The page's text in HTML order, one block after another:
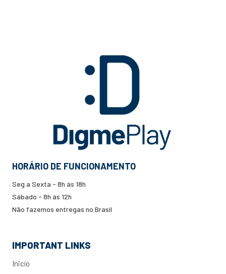
HORÁRIO DE FUNCIONAMENTO
Seg a Sexta - 8h às 18h
Sábado - 8h às 12h
Não fazemos entregas no Brasil
IMPORTANT LINKS
Inicío